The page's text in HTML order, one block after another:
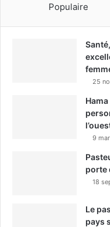
Populaire
25
9
porte
18
Le
pays